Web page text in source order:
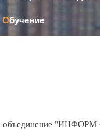
Обучение
объединение